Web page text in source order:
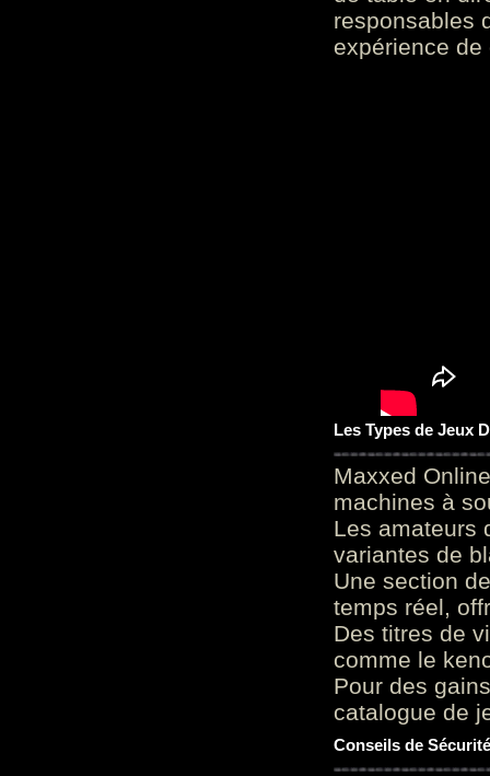
responsables
expérience
Les Types de Jeux
Maxxed
machines à
Les amateurs
variantes de
Une section
temps réel,
Des titres de
comme le
Pour des
catalogue de
Conseils de